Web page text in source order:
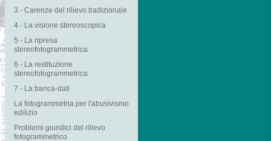
3 - Carenze del rilievo tradizionale
4 - La visione stereoscopica
5 - La ripresa
stereofotogrammetrica
6 - La restituzione
stereofotogrammetrica
7 - La banca-dati
La fotogrammetria per l'abusivismo
edilizio
Problemi giuridici del rilievo
fotogrammetrico